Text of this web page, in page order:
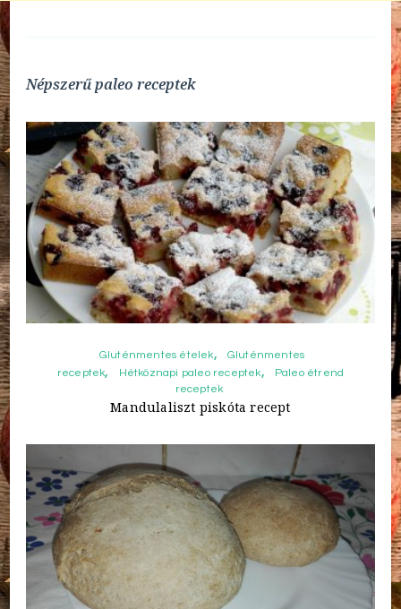
Népszerű paleo receptek
Gluténmentes ételek
Gluténmentes
receptek
Hétköznapi paleo receptek
Paleo étrend
receptek
Mandulaliszt piskóta recept